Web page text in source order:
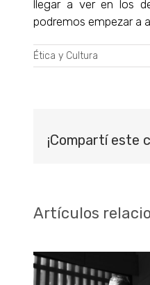
llegar a ver en los
podremos empezar a
Ética y Cultura
¡Compartí este
Artículos